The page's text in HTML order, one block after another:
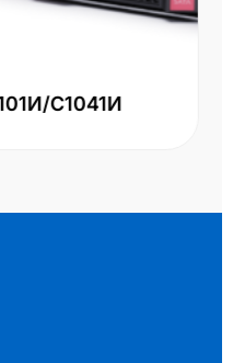
FC, большой форм-фактор